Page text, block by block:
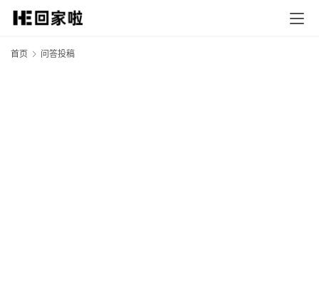
首页 问答投稿